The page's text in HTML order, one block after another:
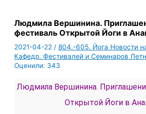
Людмила Вершинина.
фестиваль Открытой Йоги в
2021-04-22/804.-605. Йога Новости
Кафедр. Фестивалей и Семинаров
Оценили: 343
Людмила Вершинина.
Открытой Йоги в